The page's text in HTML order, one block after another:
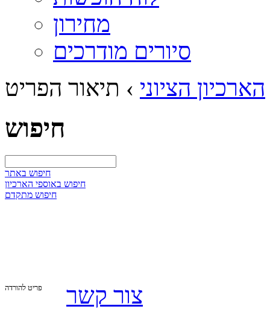
מחירון
סיורים מודרכים
הארכיון הציוני › תיאור הפריט
חיפוש
חיפוש באתר
חיפוש באוספי הארכיון
חיפוש מתקדם
פריט להורדה צור קשר